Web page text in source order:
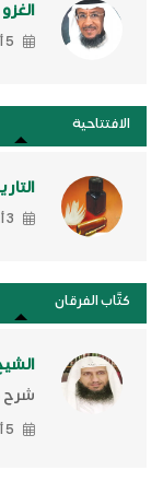
5 أغسطس, 2026
الافتتاحية
3 أغسطس, 2026
كتَّاب الفرقان
شرح
5 أغسطس, 2026